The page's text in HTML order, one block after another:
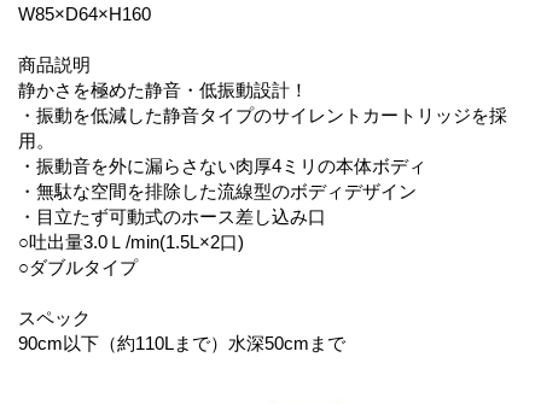
W85×D64×H160
商品説明
静かさを極めた静音・低振動設計！
・振動を低減した静音タイプのサイレントカートリッジを採
用。
・振動音を外に漏らさない肉厚4ミリの本体ボディ
・無駄な空間を排除した流線型のボディデザイン
・目立たず可動式のホース差し込み口
○吐出量3.0Ｌ/min(1.5L×2口)
○ダブルタイプ
スペック
90cm以下（約110Lまで）水深50cmまで